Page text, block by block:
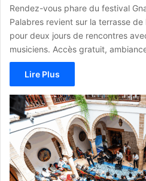
Rendez-vous phare du festival
Palabres revient sur la terrasse de
pour deux jours de rencontres
musiciens. Accès gratuit,
Lire Plus